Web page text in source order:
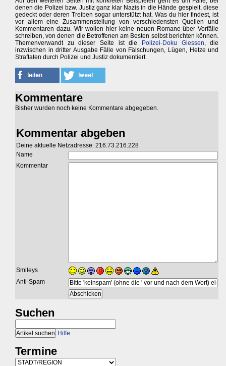
denen die Polizei bzw. Justiz ganz klar Nazis in die Hände gespielt, diese
gedeckt oder deren Treiben sogar unterstützt hat. Was du hier findest, ist
vor allem eine Zusammenstellung von verschiedensten Quellen und
Kommentaren dazu. Wir wollen hier keine neuen Romane über Vorfälle
schreiben, von denen die Betroffenen am Besten selbst berichten können.
Themenverwandt zu dieser Seite ist die Polizei-Doku Giessen , die
inzwischen in dritter Ausgabe Fälle von Fälschungen, Lügen, Hetze und
Straftaten durch Polizei und Justiz dokumentiert.
Kommentare
Bisher wurden noch keine Kommentare abgegeben.
Kommentar abgeben
Deine aktuelle Netzadresse: 216.73.216.228
Name
Kommentar
Smileys
Anti-Spam
Suchen
Hilfe
Termine